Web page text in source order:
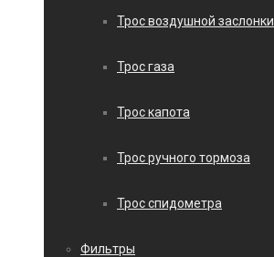
Трос воздушной заслонки
Трос газа
Трос капота
Трос ручного тормоза
Трос спидометра
Фильтры